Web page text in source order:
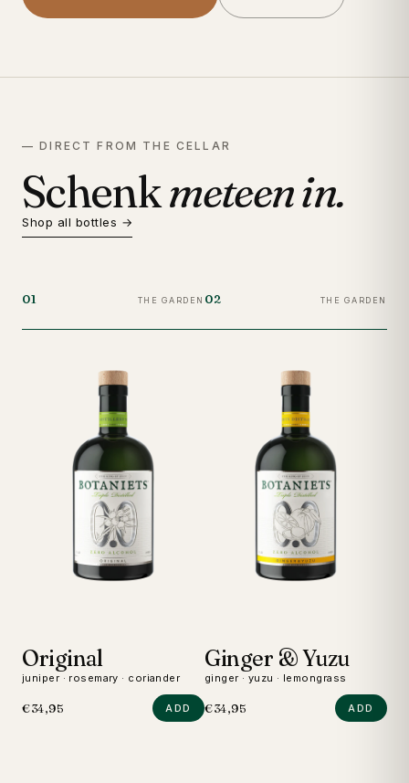
— DIRECT FROM THE CELLAR
Schenkmeteen in.
Shop all bottles →
01 THE GARDEN
Original
juniper · rosemary · coriander
€34,95 ADD
02 THE GARDEN
Ginger & Yuzu
ginger · yuzu · lemongrass
€34,95 ADD